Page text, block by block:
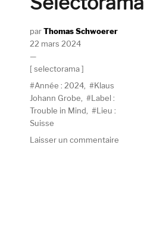
AuteurThomas Schwoerer
Publié
le
22 mars 2024
Catégories
selectorama
Étiquettes
Année : 2024
Klaus
Johann Grobe
Label :
Trouble in Mind
Lieu :
Suisse
Laisser un commentaire